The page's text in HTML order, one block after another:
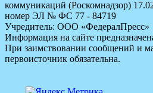
коммуникаций (Роскомнадзор)
номер ЭЛ № ФС 77 - 84719
Учредитель: ООО «ФедералПресс»
Информация на сайте
При заимствовании сообщений и
первоисточник обязательна.